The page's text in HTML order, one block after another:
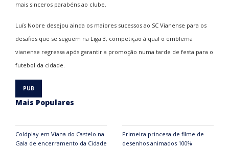
mais sinceros parabéns ao clube.
Luís Nobre desejou ainda os maiores sucessos ao SC Vianense para os
desafios que se seguem na Liga 3, competição à qual o emblema
vianense regressa após garantir a promoção numa tarde de festa para o
futebol da cidade.
Mais Populares
Coldplay em Viana do Castelo na
Gala de encerramento da Cidade
Primeira princesa de filme de
desenhos animados 100%